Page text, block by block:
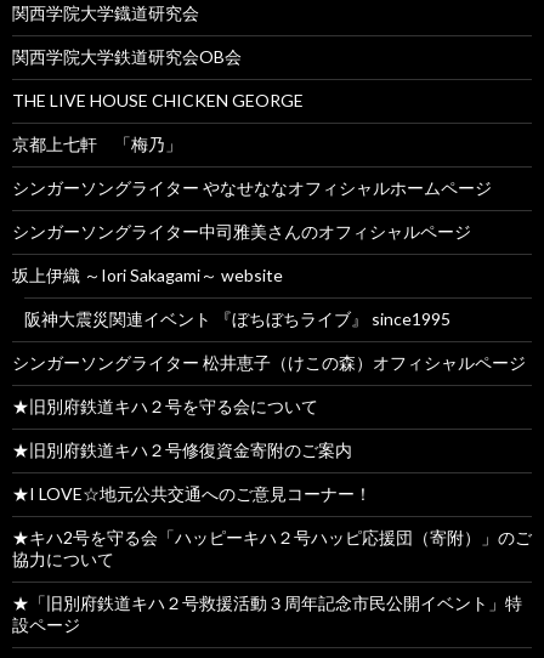
関西学院大学鐡道研究会
関西学院大学鉄道研究会OB会
THE LIVE HOUSE CHICKEN GEORGE
京都上七軒 「梅乃」
シンガーソングライター やなせななオフィシャルホームページ
シンガーソングライター中司雅美さんのオフィシャルページ
坂上伊織 ～Iori Sakagami～ website
阪神大震災関連イベント 『ぼちぼちライブ』 since1995
シンガーソングライター 松井恵子（けこの森）オフィシャルページ
★旧別府鉄道キハ２号を守る会について
★旧別府鉄道キハ２号修復資金寄附のご案内
★I LOVE☆地元公共交通へのご意見コーナー！
★キハ2号を守る会「ハッピーキハ２号ハッピ応援団（寄附）」のご
協力について
★「旧別府鉄道キハ２号救援活動３周年記念市民公開イベント」特
設ページ